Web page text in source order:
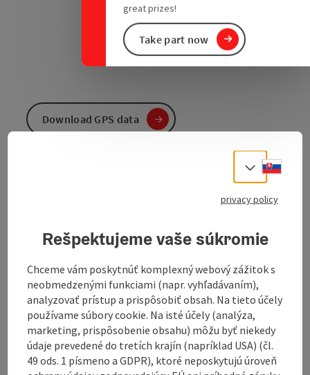
great prizes!
Take part now
The "Zum Rothenberg" hike is an idyllic tour that is
ideal for both leisurely strollers and active hikers.
With a route length of around 4 kilometers, the trail
leads through the gentle hilly landscape of the
Innviertel region and offers a perfect mix of nature
experience, relaxation and impressive views. Although
Download GPS data
To the website
Select
privacy policy
Rešpektujeme vaše súkromie
Chceme vám poskytnúť komplexný webový zážitok s
neobmedzenými funkciami (napr. vyhľadávaním),
analyzovať prístup a prispôsobiť obsah. Na tieto účely
používame súbory cookie. Na isté účely (analýza,
marketing, prispôsobenie obsahu) môžu byť niekedy
údaje prevedené do tretích krajín (napríklad USA) (čl.
49 ods. 1 písmeno a GDPR), ktoré neposkytujú úroveň